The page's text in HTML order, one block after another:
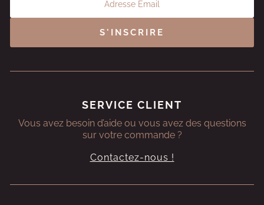
S'INSCRIRE
SERVICE CLIENT
Vous avez besoin d’aide ou vous avez des questions
sur votre commande ?
Contactez-nous !